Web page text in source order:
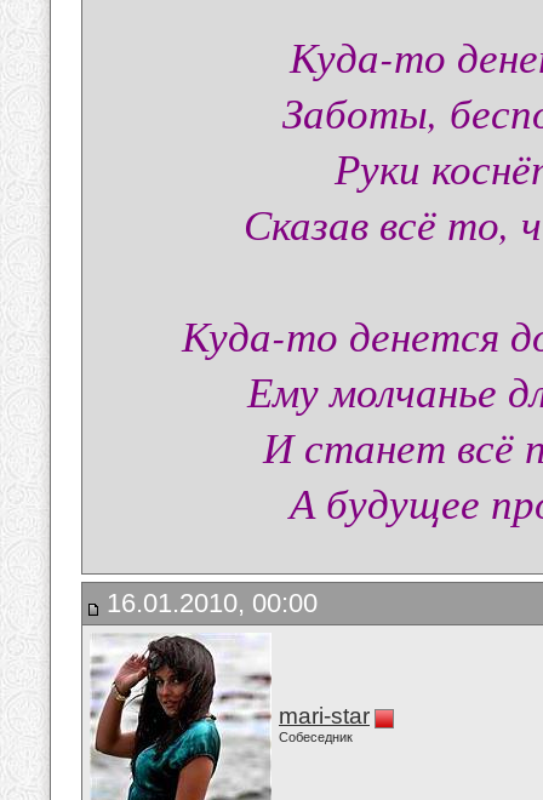
Куда-то
Заботы,
Руки
Сказав всё то,
Куда-то денется
Ему молчанье
И станет всё
А будущее
16.01.2010, 00:00
mari-star
Собеседник